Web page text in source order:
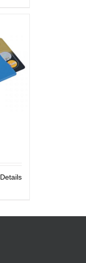
Details